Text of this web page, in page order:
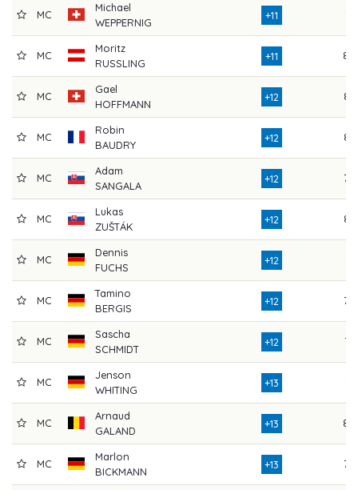
MC
Michael
WEPPERNIG
+11 74
MC
Moritz
RUSSLING
+11 80
MC
Gael
HOFFMANN
+12 85
MC
Robin
BAUDRY
+12 82
MC
Adam
SANGALA
+12 79
MC
Lukas
ZUŠTÁK
+12 82
MC
Dennis
FUCHS
+12
MC
Tamino
BERGIS
+12 78
MC
Sascha
SCHMIDT
+12 75
MC
Jenson
WHITING
+13
MC
Arnaud
GALAND
+13 80
MC
Marlon
BICKMANN
+13 79